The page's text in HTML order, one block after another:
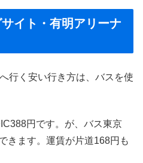
イト・有明アリーナ
行く安い行き方は、バスを使
円です。が、バス東京
きます。運賃が片道168円も